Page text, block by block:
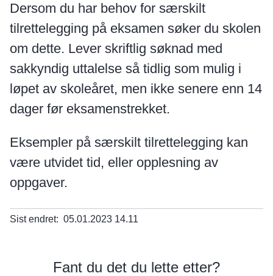
Dersom du har behov for særskilt
tilrettelegging på eksamen søker du skolen
om dette. Lever skriftlig søknad med
sakkyndig uttalelse så tidlig som mulig i
løpet av skoleåret, men ikke senere enn 14
dager før eksamenstrekket.
Eksempler på særskilt tilrettelegging kan
være utvidet tid, eller opplesning av
oppgaver.
Sist endret 05.01.2023 14.11
Fant du det du lette etter?